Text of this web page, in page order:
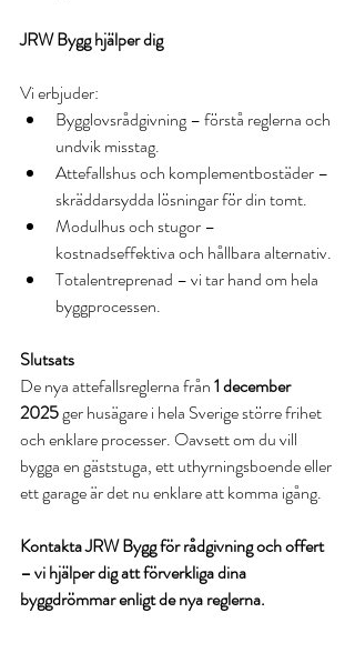
JRW Bygg hjälper dig
Vi erbjuder:
Bygglovsrådgivning – förstå reglerna och
undvik misstag.
Attefallshus och komplementbostäder –
skräddarsydda lösningar för din tomt.
Modulhus och stugor –
kostnadseffektiva och hållbara alternativ.
Totalentreprenad – vi tar hand om hela
byggprocessen.
Slutsats
De nya attefallsreglerna från 1 december
2025 ger husägare i hela Sverige större frihet
och enklare processer. Oavsett om du vill
bygga en gäststuga, ett uthyrningsboende eller
ett garage är det nu enklare att komma igång.
Kontakta JRW Bygg för rådgivning och offert
– vi hjälper dig att förverkliga dina
byggdrömmar enligt de nya reglerna.